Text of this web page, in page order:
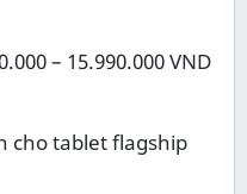
– 15.990.000 VND
cho tablet flagship